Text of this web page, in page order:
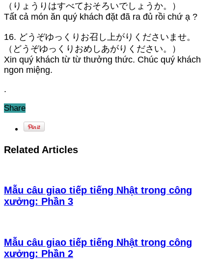
（りょうりはすべておそろいでしょうか。）
Tất cả món ăn quý khách đặt đã ra đủ rồi chứ ạ ?
16. どうぞゆっくりお召し上がりくださいませ。
（どうぞゆっくりおめしあがりください。）
Xin quý khách từ từ thưởng thức. Chúc quý khách
ngon miệng.
.
Share
Related Articles
Mẫu câu giao tiếp tiếng Nhật trong công
xưởng: Phần 3
Mẫu câu giao tiếp tiếng Nhật trong công
xưởng: Phần 2